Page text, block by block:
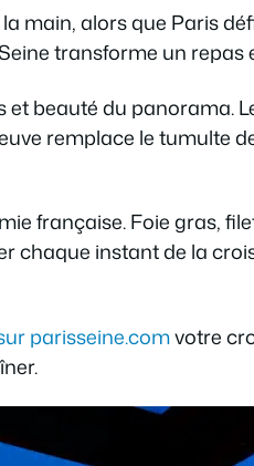
main, alors que Paris
transforme un
beauté du panorama.
remplace le tumulte
française. Foie gras,
chaque instant de la
parisseine.comvotre